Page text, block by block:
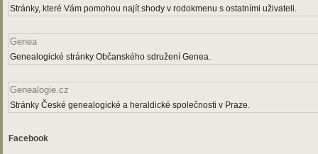
Stránky, které Vám pomohou najít shody v rodokmenu s ostatními uživateli.
Genea
Genealogické stránky Občanského sdružení Genea.
Genealogie.cz
Stránky České genealogické a heraldické společnosti v Praze.
Facebook